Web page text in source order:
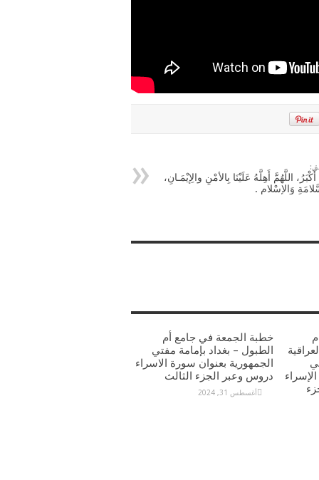
أَكْبَرُ، اللَّهُمَّ أَهِلَّهُ عَلَيْنَا بِالأمْنِ والِإيْمَـانِ،
وَالإِسْلامِ .
خطبة الجمعة في جامع أم
الطبول – بغداد بإمامة مفتي
الجمهورية بعنوان سورة الاسراء
دروس وعبر الجزء الثالث
أغسطس 31, 2024